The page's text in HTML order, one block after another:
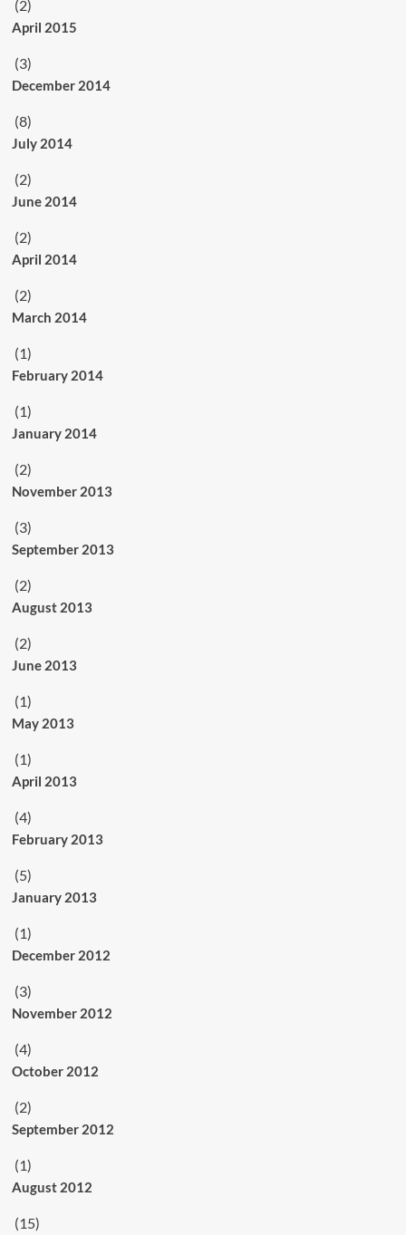
(2)
April 2015
(3)
December 2014
(8)
July 2014
(2)
June 2014
(2)
April 2014
(2)
March 2014
(1)
February 2014
(1)
January 2014
(2)
November 2013
(3)
September 2013
(2)
August 2013
(2)
June 2013
(1)
May 2013
(1)
April 2013
(4)
February 2013
(5)
January 2013
(1)
December 2012
(3)
November 2012
(4)
October 2012
(2)
September 2012
(1)
August 2012
(15)